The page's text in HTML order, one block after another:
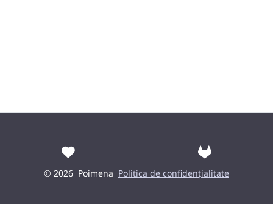
© 2026 Poimena Politica de confidențialitate